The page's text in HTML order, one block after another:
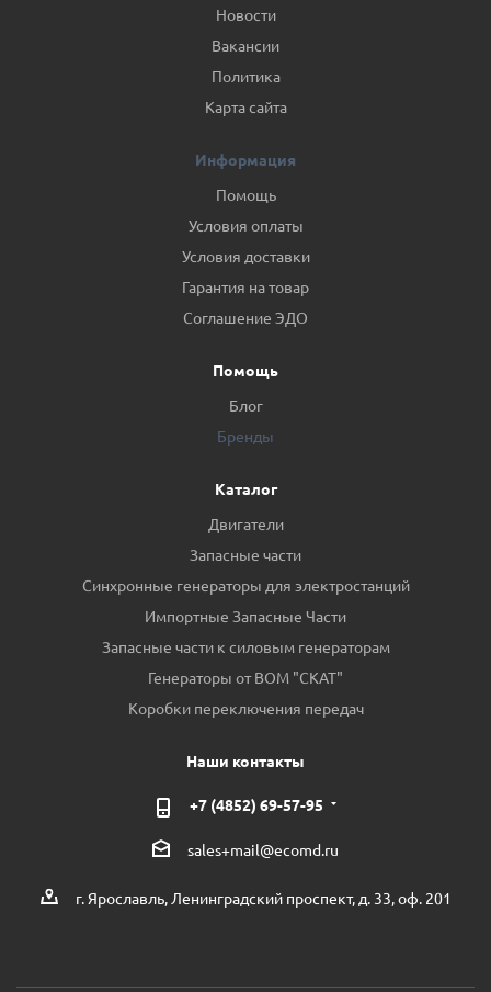
Новости
Вакансии
Политика
Карта сайта
Информация
Помощь
Условия оплаты
Условия доставки
Гарантия на товар
Соглашение ЭДО
Помощь
Блог
Бренды
Каталог
Двигатели
Запасные части
Синхронные генераторы для электростанций
Импортные Запасные Части
Запасные части к силовым генераторам
Генераторы от ВОМ "СКАТ"
Коробки переключения передач
Наши контакты
+7 (4852) 69-57-95
sales+mail@ecomd.ru
г. Ярославль, Ленинградский проспект, д. 33, оф. 201